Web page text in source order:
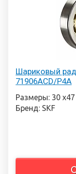
Шариковый
71906ACD/P4A
Размеры: 30 х47
Бренд: SKF